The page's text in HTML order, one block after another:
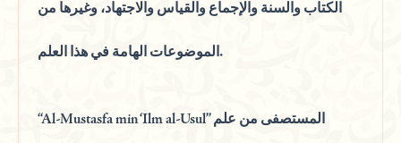
الكتاب والسنة والإجماع والقياس والاجتهاد، وغيرها من
الموضوعات الهامة في هذا العلم.
“Al-Mustasfa min ‘Ilm al-Usul” المستصفى من علم